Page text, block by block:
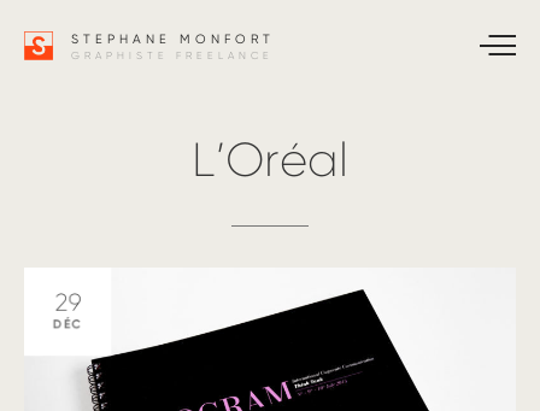
STEPHANE MONFORT
GRAPHISTE FREELANCE
L’Oréal
29
DÉC